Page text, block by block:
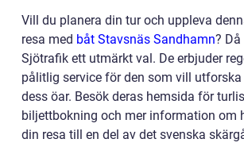
Vill du planera din tur och uppleva
resa med båt Stavsnäs Sandhamn?
Sjötrafik ett utmärkt val. De erbjuder
pålitlig service för den som vill
dess öar. Besök deras hemsida för
biljettbokning och mer information om
din resa till en del av det svenska